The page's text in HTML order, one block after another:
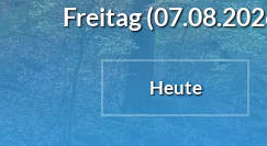
Freitag
Heute